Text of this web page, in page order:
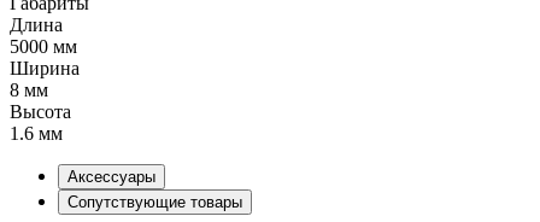
Длина
5000 мм
Ширина
8 мм
Высота
1.6 мм
Аксессуары
Сопутствующие товары